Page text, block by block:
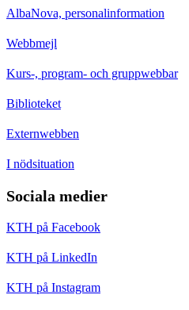
AlbaNova, personalinformation
Webbmejl
Kurs-, program- och gruppwebbar
Biblioteket
Externwebben
I nödsituation
Sociala medier
KTH på Facebook
KTH på LinkedIn
KTH på Instagram